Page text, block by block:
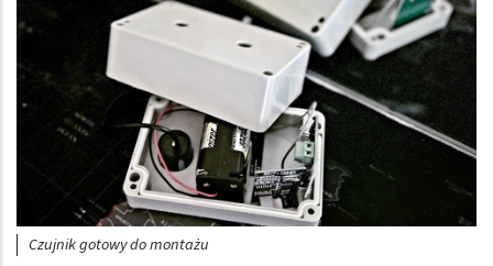
Czujnik gotowy do montażu